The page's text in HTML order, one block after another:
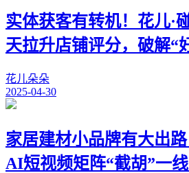
实体获客有转机！花儿·
天拉升店铺评分，破解“
花儿朵朵
2025-04-30
家居建材小品牌有大出
AI短视频矩阵“截胡”一